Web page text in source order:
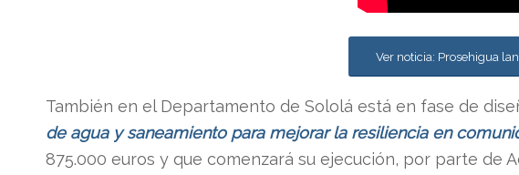
Ver noticia: Prosehigua
También en el Departamento de Sololá está en fase de
de agua y saneamiento para mejorar la resiliencia en
875.000 euros y que comenzará su ejecución, por parte de